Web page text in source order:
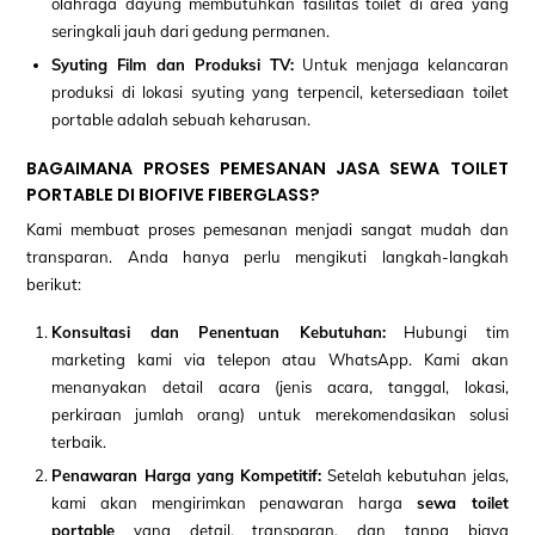
seringkali jauh dari gedung permanen.
Syuting Film dan Produksi TV:Untuk menjaga kelancaran
produksi di lokasi syuting yang terpencil, ketersediaan toilet
portable adalah sebuah keharusan.
BAGAIMANA PROSES PEMESANAN JASA SEWA TOILET
PORTABLE DI BIOFIVE FIBERGLASS?
Kami membuat proses pemesanan menjadi sangat mudah dan
transparan. Anda hanya perlu mengikuti langkah-langkah
berikut:
Konsultasi dan Penentuan Kebutuhan:Hubungi tim
marketing kami via telepon atau WhatsApp. Kami akan
menanyakan detail acara (jenis acara, tanggal, lokasi,
perkiraan jumlah orang) untuk merekomendasikan solusi
terbaik.
Penawaran Harga yang Kompetitif: Setelah kebutuhan jelas,
kami akan mengirimkan penawaran harga sewa toilet
portable yang detail, transparan, dan tanpa biaya